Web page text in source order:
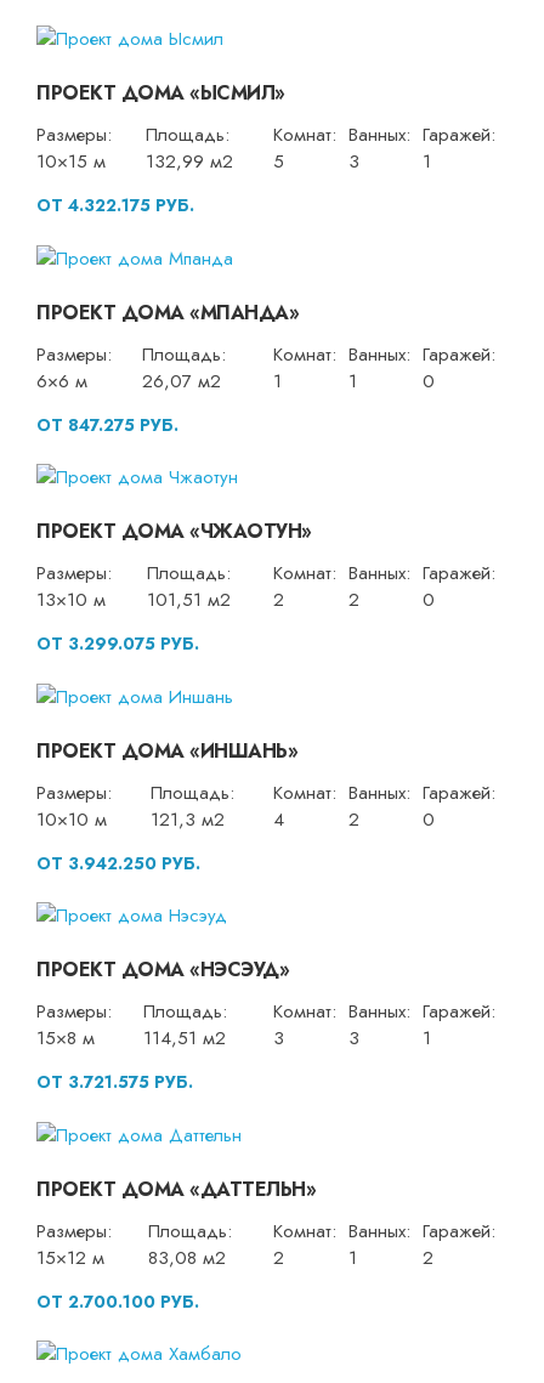
ПРОЕКТ ДОМА «ЫСМИЛ»
Размеры:
10×15 м
Площадь:
132,99 м2
Комнат:
5
Ванных:
3
Гаражей:
1
ОТ 4.322.175 РУБ.
ПРОЕКТ ДОМА «МПАНДА»
Размеры:
6×6 м
Площадь:
26,07 м2
Комнат:
1
Ванных:
1
Гаражей:
0
ОТ 847.275 РУБ.
ПРОЕКТ ДОМА «ЧЖАОТУН»
Размеры:
13×10 м
Площадь:
101,51 м2
Комнат:
2
Ванных:
2
Гаражей:
0
ОТ 3.299.075 РУБ.
ПРОЕКТ ДОМА «ИНШАНЬ»
Размеры:
10×10 м
Площадь:
121,3 м2
Комнат:
4
Ванных:
2
Гаражей:
0
ОТ 3.942.250 РУБ.
ПРОЕКТ ДОМА «НЭСЭУД»
Размеры:
15×8 м
Площадь:
114,51 м2
Комнат:
3
Ванных:
3
Гаражей:
1
ОТ 3.721.575 РУБ.
ПРОЕКТ ДОМА «ДАТТЕЛЬН»
Размеры:
15×12 м
Площадь:
83,08 м2
Комнат:
2
Ванных:
1
Гаражей:
2
ОТ 2.700.100 РУБ.